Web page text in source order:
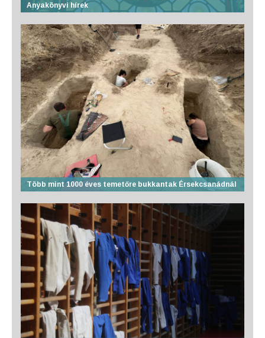
Anyakönyvi hírek
Több mint 1000 éves temetőre bukkantak Érsekcsanádnál